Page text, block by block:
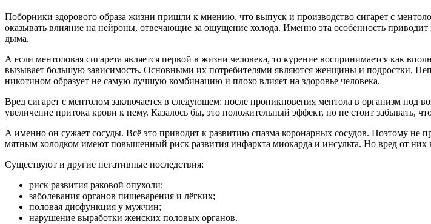
Поборники здорового образа жизни пришли к мнению, что выпуск и производство сигарет с
оказывать влияние на нейроны, отвечающие за ощущение холода. Именно эта особенность
дыма.
А если ментоловая сигарета является первой в жизни человека, то курение воспринимается как
вызывает большую зависимость. Основными их потребителями являются женщины и подростки.
никотином образует не самую лучшую комбинацию и плохо влияет на здоровье человека.
Вред сигарет с ментолом заключается в следующем: после проникновения ментола в организм под
увеличение притока крови к нему. Казалось бы, это положительный эффект, но не стоит забывать,
А именно он сужает сосуды. Всё это приводит к развитию спазма коронарных сосудов. Поэтому не
мятным холодком имеют повышенный риск развития инфаркта миокарда и инсульта. Но вред от них
Существуют и другие негативные последствия:
риск развития раковой опухоли;
заболевания органов пищеварения и лёгких;
половая дисфункция у мужчин;
нарушение выработки женских половых органов.